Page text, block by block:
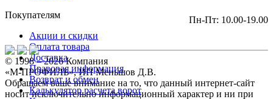
Покупателям
Акции и скидки
Оплата товара
Доставка
Правовая информация
Возврат и обмен
Калькулятор расчета ворот
Пн-Пт: 10.00-19.00
© 1998 – 2026 Компания
«М-ПРОФИЛЬ», ИП Меньшов Д.В.
Обращаем ваше внимание на то, что данный интернет-сайт
носит исключительно информационный характер и ни при